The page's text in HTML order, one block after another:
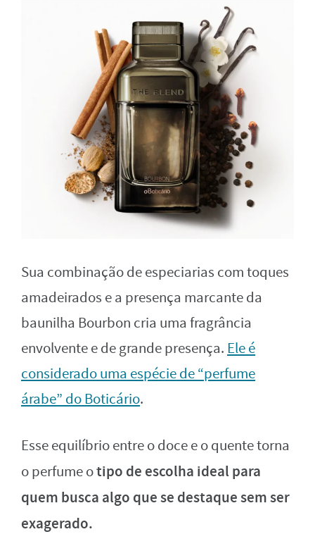
Sua combinação de especiarias com toques
amadeirados e a presença marcante da
baunilha Bourbon cria uma fragrância
envolvente e de grande presença. Ele é
considerado uma espécie de “perfume
árabe” do Boticário.
Esse equilíbrio entre o doce e o quente torna
o perfume otipo de escolha ideal para
quem busca algo que se destaque sem ser
exagerado.